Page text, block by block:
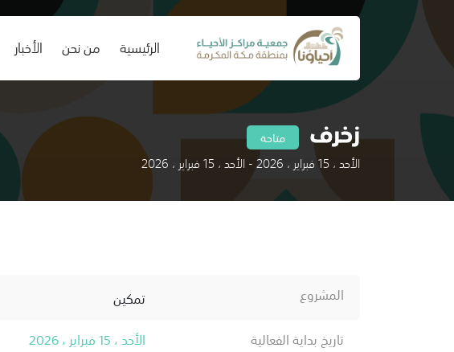
الرئيسية
(current) من نحن الأخبار
زخرف متاحة
الأحد ، 15 فبراير ، 2026 - الأحد ، 15 فبراير ، 2026
المشروع
تمكين
تاريخ بداية الفعالية
الأحد ، 15 فبراير ، 2026